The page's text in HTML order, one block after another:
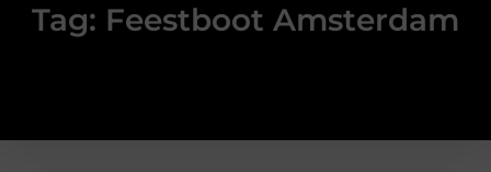
Tag: Feestboot Amsterdam